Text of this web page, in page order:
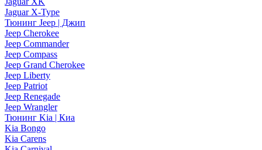
Jaguar X-Type
Тюнинг Jeep | Джип
Jeep Cherokee
Jeep Commander
Jeep Compass
Jeep Grand Cherokee
Jeep Liberty
Jeep Patriot
Jeep Renegade
Jeep Wrangler
Тюнинг Kia | Киа
Kia Bongo
Kia Carens